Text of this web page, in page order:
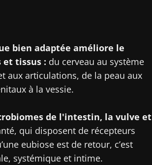
bien adaptée améliore le
et tissus : du cerveau au système
aux articulations, de la peau aux
à la vessie.
de l'intestin, la vulve et
qui disposent de récepteurs
eubiose est de retour, c’est
systémique et intime.